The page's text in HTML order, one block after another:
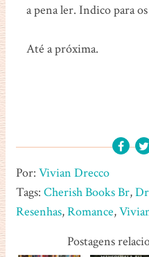
a pena ler. Indico para
Até a próxima.
Por: Vivian Drecco
Tags: Cherish Books Br,
Resenhas,Romance,
Postagens